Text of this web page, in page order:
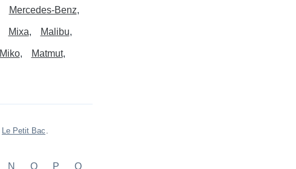
Mercedes-Benz
Mixa Malibu
Miko Matmut
Le Petit Bac .
N O P Q